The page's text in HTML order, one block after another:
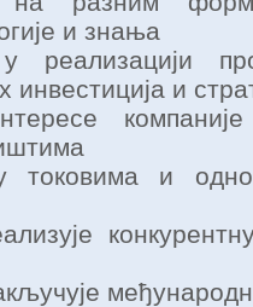
и знања
и
токовима и